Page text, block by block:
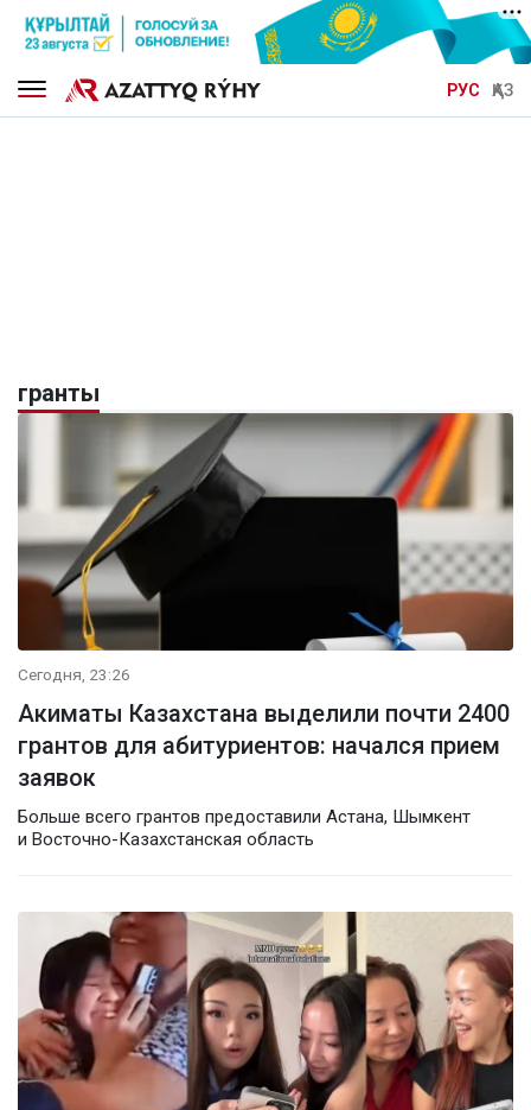
РУС ҚАЗ
гранты
Сегодня, 23:26
Акиматы Казахстана выделили почти 2400
грантов для абитуриентов: начался прием
заявок
Больше всего грантов предоставили Астана, Шымкент
и Восточно-Казахстанская область